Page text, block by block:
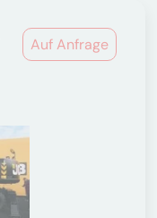
Auf Anfrage